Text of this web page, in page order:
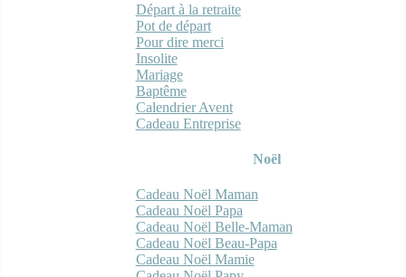
Départ à la retraite
Pot de départ
Pour dire merci
Insolite
Mariage
Baptême
Calendrier Avent
Cadeau Entreprise
Noël
Cadeau Noël Maman
Cadeau Noël Papa
Cadeau Noël Belle-Maman
Cadeau Noël Beau-Papa
Cadeau Noël Mamie